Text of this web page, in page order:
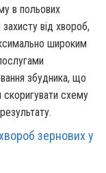
в польових
від хвороб,
широким
збудника, що
скоригувати схему